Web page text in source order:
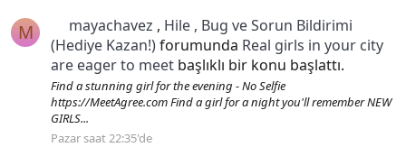
M mayachavez , Hile , Bug ve Sorun Bildirimi
(Hediye Kazan!)forumunda Real girls in your city
are eager to meet başlıklı bir konu başlattı.
Find a stunning girl for the evening - No Selfie
https://MeetAgree.com Find a girl for a night you'll remember NEW
GIRLS...
Pazar saat 22:35'de